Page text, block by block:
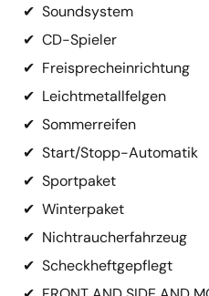
✔ Soundsystem
✔ CD-Spieler
✔ Freisprecheinrichtung
✔ Leichtmetallfelgen
✔ Sommerreifen
✔ Start/Stopp-Automatik
✔ Sportpaket
✔ Winterpaket
✔ Nichtraucherfahrzeug
✔ Scheckheftgepflegt